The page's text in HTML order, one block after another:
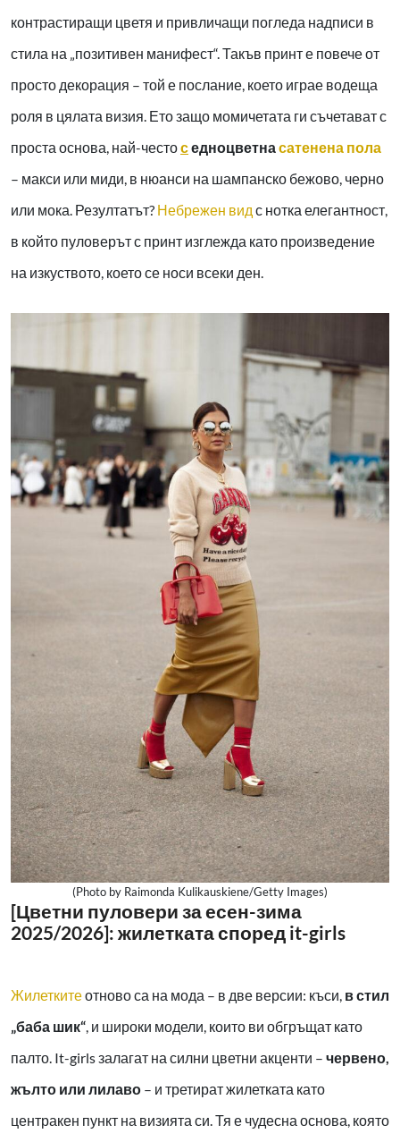
контрастиращи цветя и привличащи погледа надписи в
стила на „позитивен манифест“. Такъв принт е повече от
просто декорация – той е послание, което играе водеща
роля в цялата визия. Ето защо момичетата ги съчетават с
проста основа, най-честоседноцветна сатенена пола
– макси или миди, в нюанси на шампанско бежово, черно
или мока. Резултатът? Небрежен вид с нотка елегантност,
в който пуловерът с принт изглежда като произведение
на изкуството, което се носи всеки ден.
(Photo by Raimonda Kulikauskiene/Getty Images)
[Цветни пуловери за есен-зима
2025/2026]: жилетката според it-girls
Жилеткитеотново са на мода – в две версии: къси, в стил
„баба шик“, и широки модели, които ви обгръщат като
палто. It-girls залагат на силни цветни акценти – червено,
жълто или лилаво – и третират жилетката като
центракен пункт на визията си. Тя е чудесна основа, която